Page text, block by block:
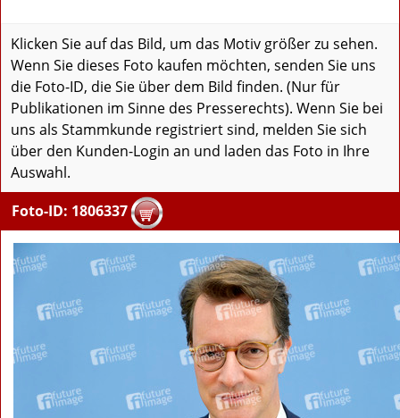
Klicken Sie auf das Bild, um das Motiv größer zu sehen.
Wenn Sie dieses Foto kaufen möchten, senden Sie uns
die Foto-ID, die Sie über dem Bild finden. (Nur für
Publikationen im Sinne des Presserechts). Wenn Sie bei
uns als Stammkunde registriert sind, melden Sie sich
über den Kunden-Login an und laden das Foto in Ihre
Auswahl.
Foto-ID: 1806337